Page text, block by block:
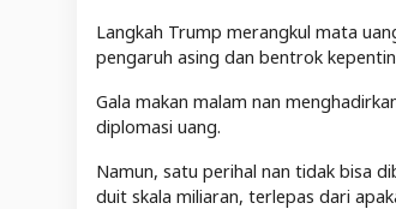
Langkah Trump merangkul mata
pengaruh asing dan bentrok
Gala makan malam nan
diplomasi uang.
Namun, satu perihal nan tidak bisa
duit skala miliaran, terlepas dari